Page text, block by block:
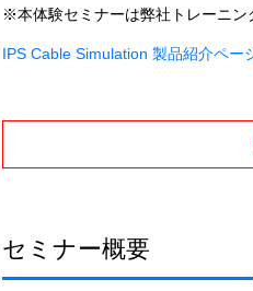
※本体験セミナーは弊社トレーニン
IPS Cable Simulation 製品紹介ペー
セミナー概要